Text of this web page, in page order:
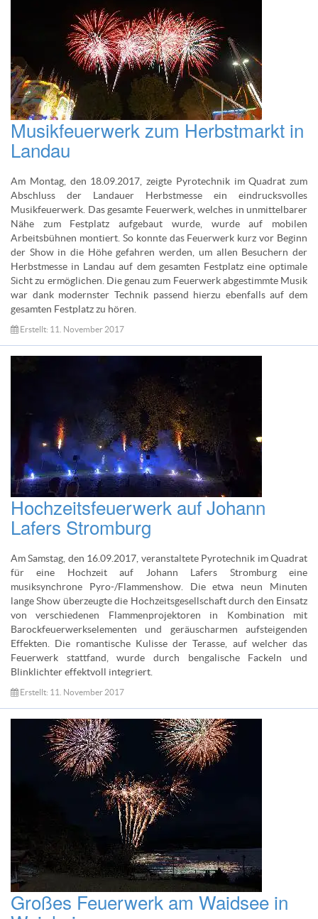
Musikfeuerwerk zum Herbstmarkt in
Landau
Am Montag, den 18.09.2017, zeigte Pyrotechnik im Quadrat zum
Abschluss der Landauer Herbstmesse ein eindrucksvolles
Musikfeuerwerk. Das gesamte Feuerwerk, welches in unmittelbarer
Nähe zum Festplatz aufgebaut wurde, wurde auf mobilen
Arbeitsbühnen montiert. So konnte das Feuerwerk kurz vor Beginn
der Show in die Höhe gefahren werden, um allen Besuchern der
Herbstmesse in Landau auf dem gesamten Festplatz eine optimale
Sicht zu ermöglichen. Die genau zum Feuerwerk abgestimmte Musik
war dank modernster Technik passend hierzu ebenfalls auf dem
gesamten Festplatz zu hören.
Erstellt: 11. November 2017
Hochzeitsfeuerwerk auf Johann
Lafers Stromburg
Am Samstag, den 16.09.2017, veranstaltete Pyrotechnik im Quadrat
für eine Hochzeit auf Johann Lafers Stromburg eine
musiksynchrone Pyro-/Flammenshow. Die etwa neun Minuten
lange Show überzeugte die Hochzeitsgesellschaft durch den Einsatz
von verschiedenen Flammenprojektoren in Kombination mit
Barockfeuerwerkselementen und geräuscharmen aufsteigenden
Effekten. Die romantische Kulisse der Terasse, auf welcher das
Feuerwerk stattfand, wurde durch bengalische Fackeln und
Blinklichter effektvoll integriert.
Erstellt: 11. November 2017
Großes Feuerwerk am Waidsee in